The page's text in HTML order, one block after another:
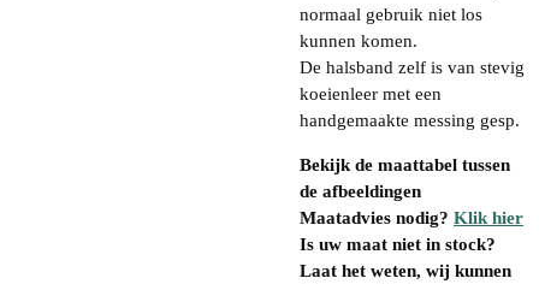
normaal gebruik niet los
kunnen komen.
De halsband zelf is van stevig
koeienleer met een
handgemaakte messing gesp.
Bekijk de maattabel tussen
de afbeeldingen
Maatadvies nodig? Klik hier
Is uw maat niet in stock?
Laat het weten, wij kunnen